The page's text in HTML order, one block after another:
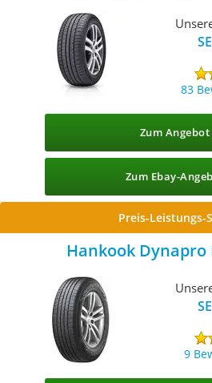
83
Zum Angebot
Zum Ebay-
Preis-Leistungs-
Hankook Dynapro
9